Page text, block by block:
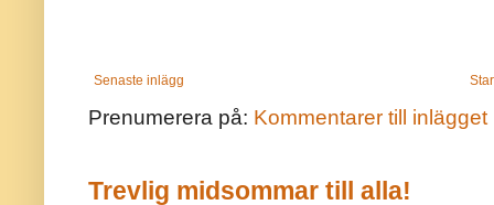
Senaste inlägg
Prenumerera på: Kommentarer till inlägget
Trevlig midsommar till alla!